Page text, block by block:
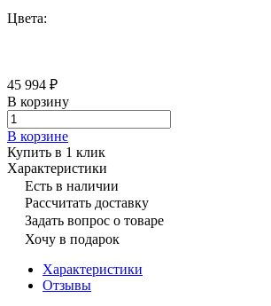
Цвета:
45 994 ₽
В корзину
В корзине
Купить в 1 клик
Характеристики
Есть в наличии
Рассчитать доставку
Задать вопрос о товаре
Хочу в подарок
Характеристики
Отзывы